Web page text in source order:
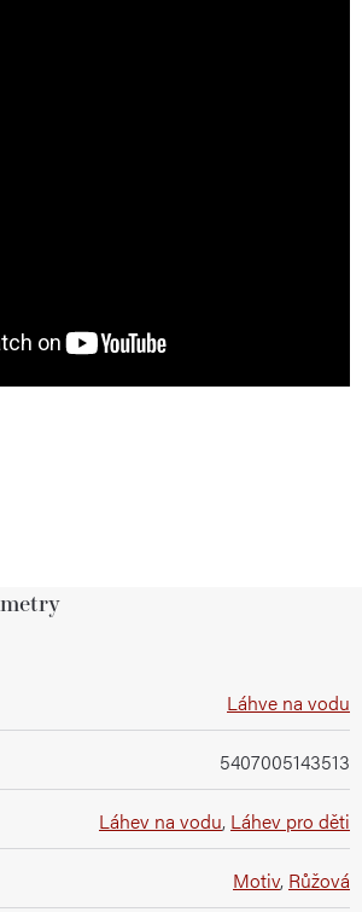
Láhve na vodu
5407005143513
Láhev na vodu, Láhev pro děti
Motiv, Růžová